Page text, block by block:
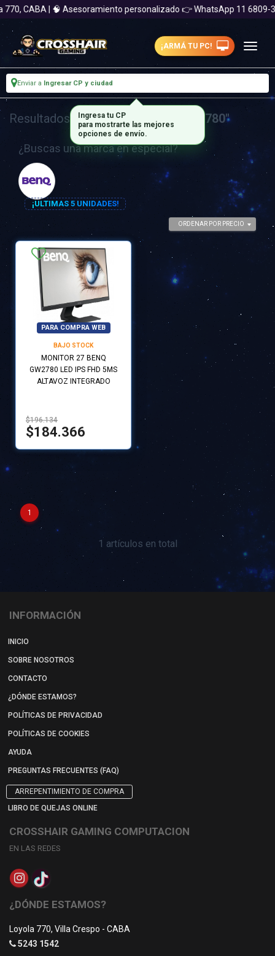
CABA | 🧠 Asesoramiento personalizado 👉 WhatsApp 11 6809-
¡ARMÁ TU PC!
Enviar a Ingresar CP y ciudad
Resultados para"monitor benq gw2780"
¿Buscas una marca en especial?
ORDENAR POR PRECIO
PARA COMPRA WEB
¡ULTIMAS 5 UNIDADES!
BAJO STOCK
MONITOR 27 BENQ
GW2780 LED IPS FHD 5MS
ALTAVOZ INTEGRADO
$196.134
$184.366
1
1 artículos en total
INFORMACIÓN
INICIO
SOBRE NOSOTROS
CONTACTO
¿DÓNDE ESTAMOS?
POLÍTICAS DE PRIVACIDAD
POLÍTICAS DE COOKIES
AYUDA
PREGUNTAS FRECUENTES (FAQ)
ARREPENTIMIENTO DE COMPRA
LIBRO DE QUEJAS ONLINE
CROSSHAIR GAMING COMPUTACION
EN LAS REDES
¿DÓNDE ESTAMOS?
Loyola 770, Villa Crespo - CABA
5243 1542
Ingresa tu CP
para mostrarte las mejores
opciones de envío.